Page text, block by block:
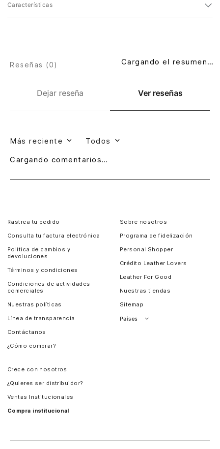
Características
Dejar reseña Ver reseñas
Reseñas (0) Cargando el resumen…
Más reciente Todos
Cargando comentarios…
Rastrea tu pedido
Consulta tu factura electrónica
Política de cambios y
devoluciones
Términos y condiciones
Condiciones de actividades
comerciales
Nuestras políticas
Línea de transparencia
Contáctanos
¿Cómo comprar?
Sobre nosotros
Programa de fidelización
Personal Shopper
Crédito Leather Lovers
Leather For Good
Nuestras tiendas
Sitemap
Países
Crece con nosotros
¿Quieres ser distribuidor?
Ventas Institucionales
Compra institucional